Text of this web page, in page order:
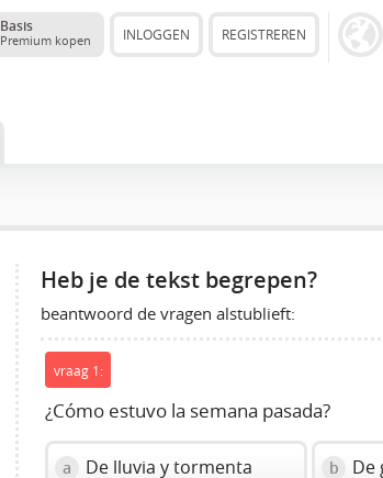
Basis
Premium kopen INLOGGEN REGISTREREN
Heb je de tekst begrepen?
beantwoord de vragen alstublieft:
vraag 1:
¿Cómo estuvo la semana pasada?
a De lluvia y tormenta b De